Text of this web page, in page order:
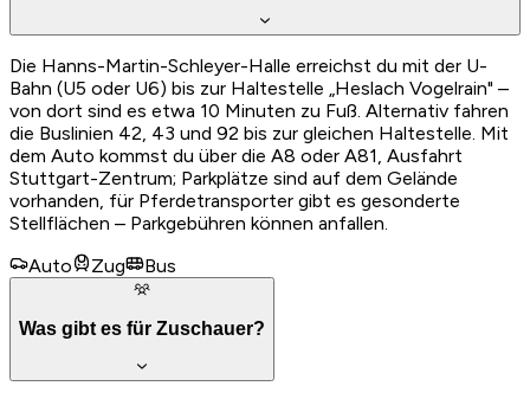
Die Hanns-Martin-Schleyer-Halle erreichst du mit der U-
Bahn (U5 oder U6) bis zur Haltestelle „Heslach Vogelrain" –
von dort sind es etwa 10 Minuten zu Fuß. Alternativ fahren
die Buslinien 42, 43 und 92 bis zur gleichen Haltestelle. Mit
dem Auto kommst du über die A8 oder A81, Ausfahrt
Stuttgart-Zentrum; Parkplätze sind auf dem Gelände
vorhanden, für Pferdetransporter gibt es gesonderte
Stellflächen – Parkgebühren können anfallen.
Auto
Zug Bus
Was gibt es für Zuschauer?